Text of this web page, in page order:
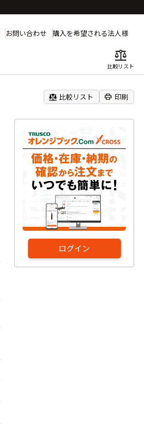
お問い合わせ 購入を希望される法人様
balance
比較リスト
balance 比較リスト print 印刷
ログイン